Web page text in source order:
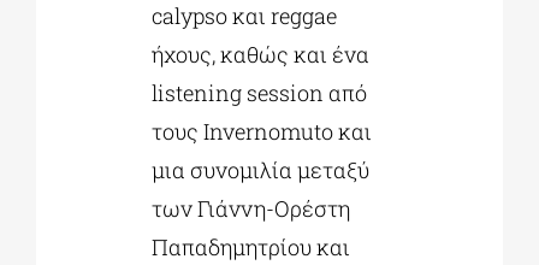
calypso και reggae
ήχους, καθώς και ένα
listening session από
τους Invernomuto και
μια συνομιλία μεταξύ
των Γιάννη-Ορέστη
Παπαδημητρίου και